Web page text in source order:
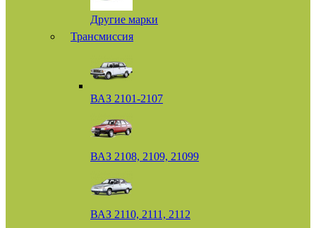
Другие марки
Трансмиссия
ВАЗ 2101-2107
ВАЗ 2108, 2109, 21099
ВАЗ 2110, 2111, 2112